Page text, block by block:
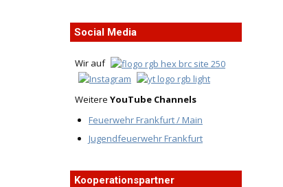
Social Media
Wir auf
Weitere YouTube Channels
Feuerwehr Frankfurt / Main
Jugendfeuerwehr Frankfurt
Kooperationspartner